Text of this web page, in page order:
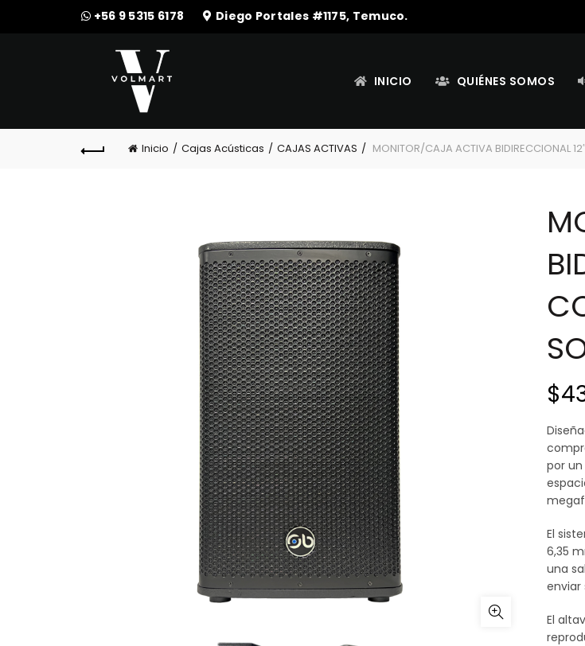
+56 9 5315 6178 Diego Portales #1175, Temuco.
INICIO QUIÉNES SOMOS
Inicio Cajas Acústicas CAJAS ACTIVAS MONITOR/CAJA ACTIVA BIDIRECCIONAL
$
por
El
6,35
una
enviar
El